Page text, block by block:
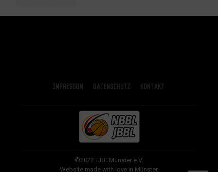
Impressum Datenschutz Kontakt
©2022 UBC Münster e.V.
Website made with love in Münster.